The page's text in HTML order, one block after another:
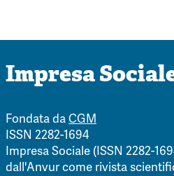
Impresa
Fondata daCGM
ISSN 2282-1694
Impresa Sociale (ISSN 2282-
dall'Anvur come rivista